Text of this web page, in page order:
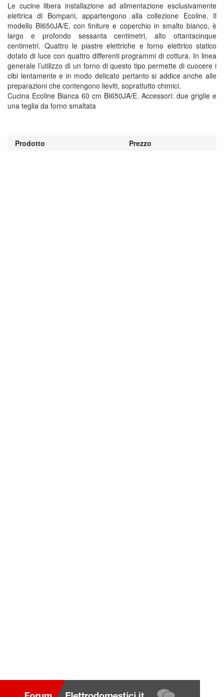
Le cucine libera installazione ad alimentazione esclusivamente
elettrica di Bompani, appartengono alla collezione Ecoline. Il
modello BI650JA/E, con finiture e coperchio in smalto bianco, è
largo e profondo sessanta centimetri, alto ottantacinque
centimetri. Quattro le piastre elettriche e forno elettrico statico
dotato di luce con quattro differenti programmi di cottura. In linea
generale l’utilizzo di un forno di questo tipo permette di cuocere i
cibi lentamente e in modo delicato pertanto si addice anche alle
preparazioni che contengono lieviti, soprattutto chimici.
Cucina Ecoline Bianca 60 cm BI650JA/E. Accessori: due griglie e
una teglia da forno smaltata
Prodotto Prezzo